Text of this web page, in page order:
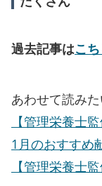
過去記事はこ
あわせて読み
【管理栄養士
1月のおすすめ
【管理栄養士